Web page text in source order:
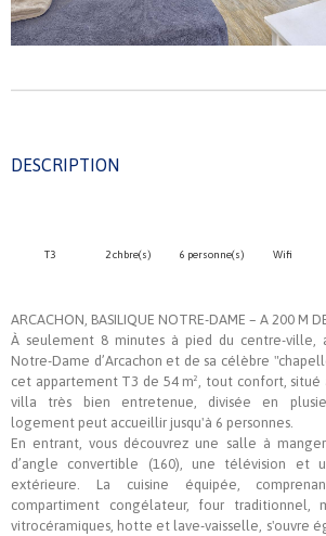
DESCRIPTION
T3 2 chbre(s) 6 personne(s)
Wifi
ARCACHON, BASILIQUE NOTRE-DAME – A 200 M
À seulement 8 minutes à pied du centre-ville,
Notre-Dame d’Arcachon et de sa célèbre
cet appartement T3 de 54 m², tout confort,
villa très bien entretenue, divisée en
logement peut accueillir jusqu'à 6 personnes.
En entrant, vous découvrez une salle à
d’angle convertible (160), une télévision et
extérieure. La cuisine équipée,
compartiment congélateur, four traditionnel,
vitrocéramiques, hotte et lave-vaisselle, s'ouvre